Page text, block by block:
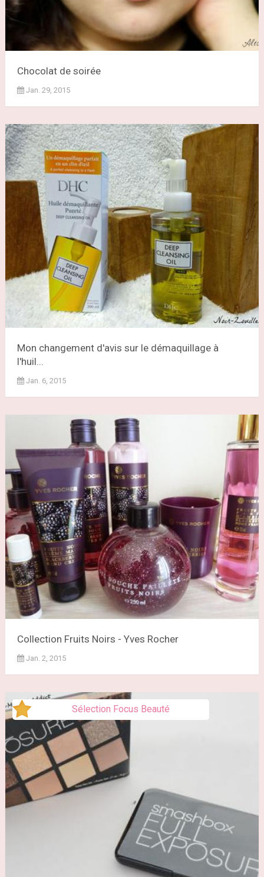
Chocolat de soirée
Jan. 29, 2015
Mon changement d'avis sur le démaquillage à
l'huil...
Jan. 6, 2015
Collection Fruits Noirs - Yves Rocher
Jan. 2, 2015
Sélection Focus Beauté